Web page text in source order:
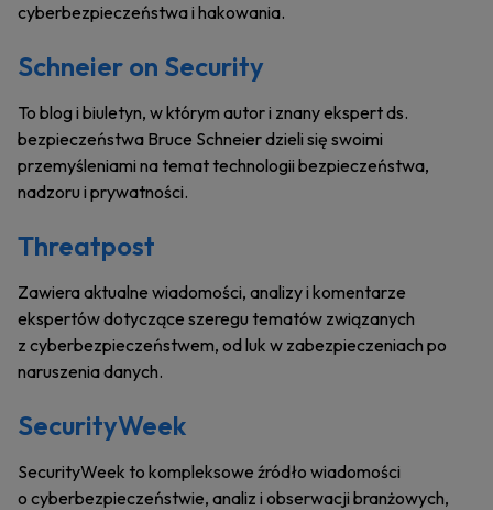
cyberbezpieczeństwa i hakowania.
Schneier on Security
To blog i biuletyn, w którym autor i znany ekspert ds.
bezpieczeństwa Bruce Schneier dzieli się swoimi
przemyśleniami na temat technologii bezpieczeństwa,
nadzoru i prywatności.
Threatpost
Zawiera aktualne wiadomości, analizy i komentarze
ekspertów dotyczące szeregu tematów związanych
z cyberbezpieczeństwem, od luk w zabezpieczeniach po
naruszenia danych.
SecurityWeek
SecurityWeek to kompleksowe źródło wiadomości
o cyberbezpieczeństwie, analiz i obserwacji branżowych,